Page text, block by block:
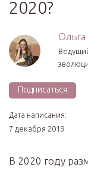
2020?
Ольга
Подписаться
Дата написания:
7 декабря 2019
В 2020 году